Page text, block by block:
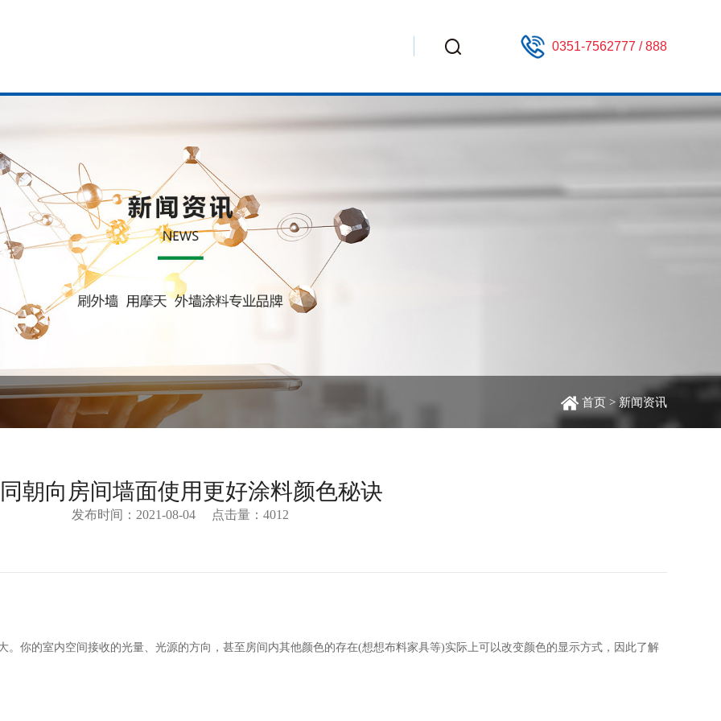
0351-7562777 / 888
首页 > 新闻资讯
朝向房间墙面使用更好涂料颜色秘诀
发布时间：2021-08-04 点击量：4012
。你的室内空间接收的光量、光源的方向，甚至房间内其他颜色的存在(想想布料家具等)实际上可以改变颜色的显示方式，因此了解